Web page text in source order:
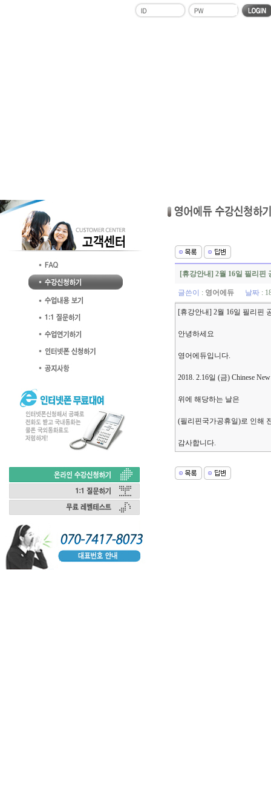
[휴강안내] 2월 16일 필리핀
글쓴이 : 영어에듀 날짜 :
[휴강안내] 2월 16일 필리핀
안녕하세요
영어에듀입니다.
2018. 2.16일 (금) Chinese
위에 해당하는 날은
(필리핀국가공휴일)로 인해
감사합니다.